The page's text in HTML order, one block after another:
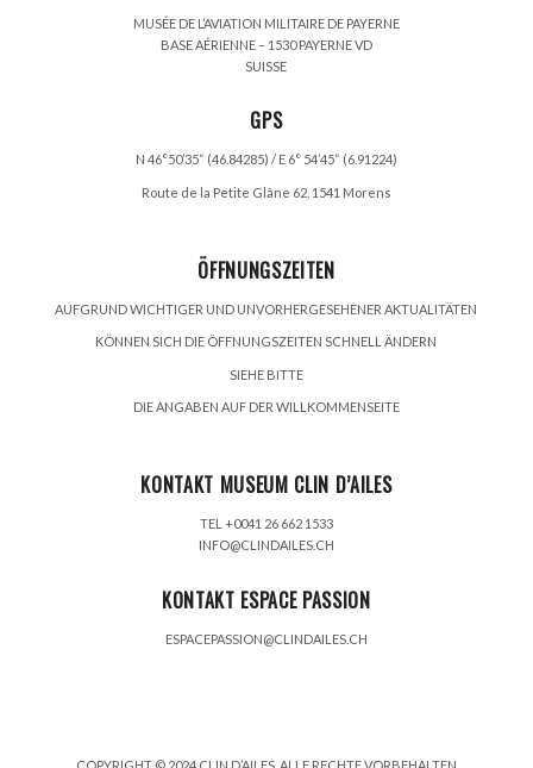
MUSÉE DE L’AVIATION MILITAIRE DE PAYERNE
BASE AÉRIENNE – 1530 PAYERNE VD
SUISSE
GPS
N 46°50’35“ (46.84285) / E 6° 54’45“ (6.91224)
Route de la Petite Glâne 62, 1541 Morens
ÖFFNUNGSZEITEN
AUFGRUND WICHTIGER UND UNVORHERGESEHENER AKTUALITÄTEN
KÖNNEN SICH DIE ÖFFNUNGSZEITEN SCHNELL ÄNDERN
SIEHE BITTE
DIE ANGABEN AUF DER WILLKOMMENSEITE
KONTAKT MUSEUM CLIN D’AILES
TEL +0041 26 662 1533
INFO@CLINDAILES.CH
KONTAKT ESPACE PASSION
ESPACEPASSION@CLINDAILES.CH